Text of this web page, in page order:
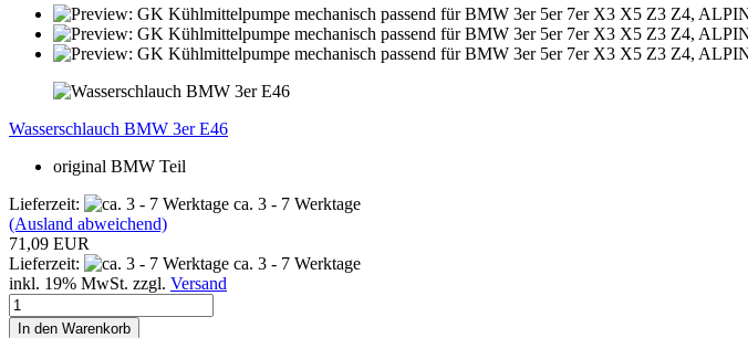
Wasserschlauch BMW 3er E46
original BMW Teil
Lieferzeit:
ca. 3 - 7 Werktage
(Ausland abweichend)
71,09 EUR
Lieferzeit:
ca. 3 - 7 Werktage
inkl. 19% MwSt. zzgl. Versand
In den Warenkorb